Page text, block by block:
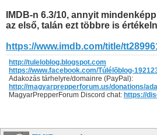
IMDB-n 6.3/10, annyit
az első, talán ezt többre is
https://www.imdb.com/title/
http://tuleloblog.blogspot.com
https://www.facebook.com/Túlélõblog-
Adakozás tárhelyre/domainre (PayPal):
http://magyarprepperforum.us/donations/
MagyarPrepperForum Discord chat: https://